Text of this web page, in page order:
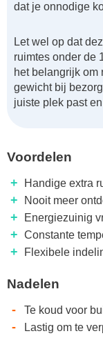
dat je onnodige
Let wel op dat
ruimtes onder de
het belangrijk om
gewicht bij
juiste plek past
Voordelen
+ Handige extra
+ Nooit meer
+ Energiezuinig
+ Constante
+ Flexibele
Nadelen
- Te koud voor
- Lastig om te